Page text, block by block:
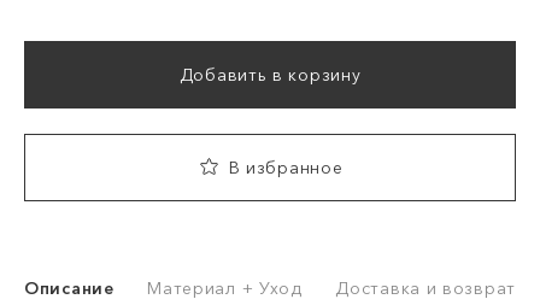
Добавить в корзину
В избранное
Описание Материал + Уход Доставка и возврат